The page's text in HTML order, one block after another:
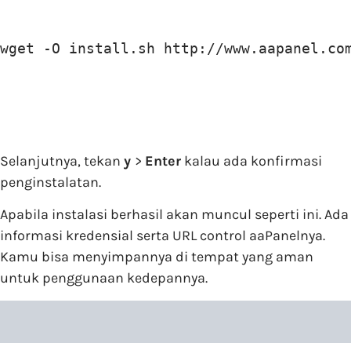
wget -O install.sh http://
Selanjutnya, tekan y > Enter kalau ada konfirmasi
penginstalatan.
Apabila instalasi berhasil akan muncul seperti ini. Ada
informasi kredensial serta URL control aaPanelnya.
Kamu bisa menyimpannya di tempat yang aman
untuk penggunaan kedepannya.